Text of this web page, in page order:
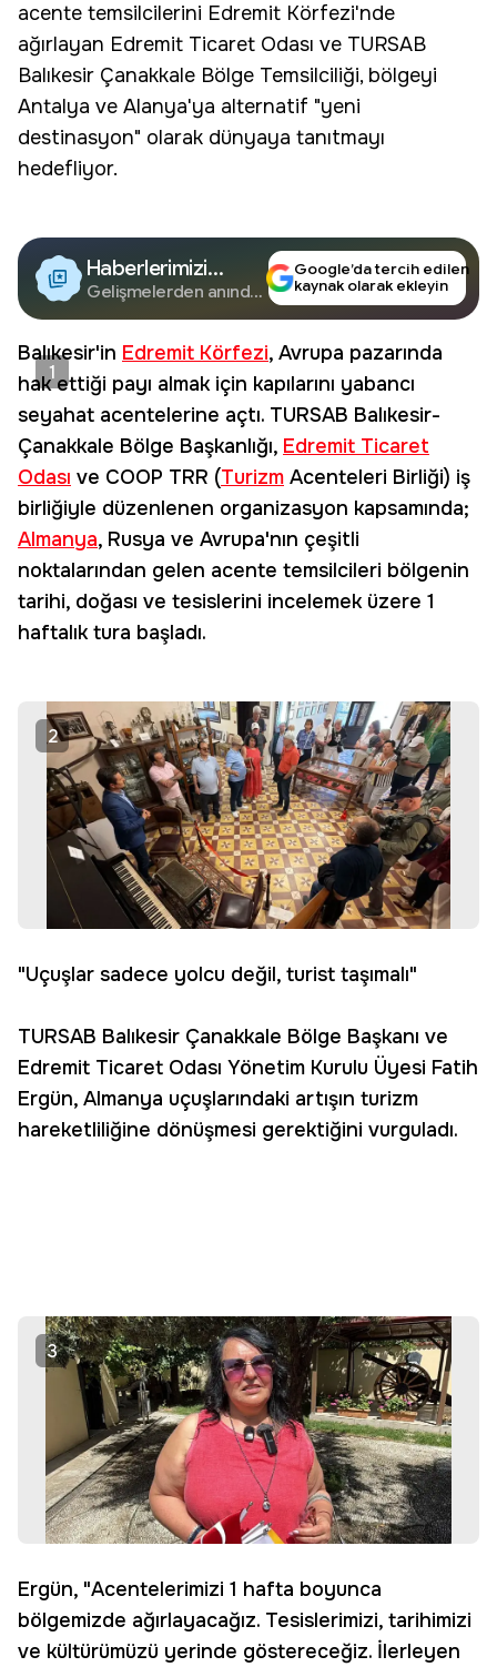
acente temsilcilerini Edremit Körfezi'nde
ağırlayan Edremit Ticaret Odası ve TURSAB
Balıkesir Çanakkale Bölge Temsilciliği, bölgeyi
Antalya ve Alanya'ya alternatif "yeni
destinasyon" olarak dünyaya tanıtmayı
hedefliyor.
Haberlerimizi
Google'da Takip
Edin
Gelişmelerden anında
Google’da tercih edilen
kaynak olarak ekleyin
1
Balıkesir'in Edremit Körfezi, Avrupa pazarında
hak ettiği payı almak için kapılarını yabancı
seyahat acentelerine açtı. TURSAB Balıkesir-
Çanakkale Bölge Başkanlığı, Edremit Ticaret
Odası ve COOP TRR (Turizm Acenteleri Birliği) iş
birliğiyle düzenlenen organizasyon kapsamında;
Almanya, Rusya ve Avrupa'nın çeşitli
noktalarından gelen acente temsilcileri bölgenin
tarihi, doğası ve tesislerini incelemek üzere 1
haftalık tura başladı.
2
"Uçuşlar sadece yolcu değil, turist taşımalı"
TURSAB Balıkesir Çanakkale Bölge Başkanı ve
Edremit Ticaret Odası Yönetim Kurulu Üyesi Fatih
Ergün, Almanya uçuşlarındaki artışın turizm
hareketliliğine dönüşmesi gerektiğini vurguladı.
3
Ergün, "Acentelerimizi 1 hafta boyunca
bölgemizde ağırlayacağız. Tesislerimizi, tarihimizi
ve kültürümüzü yerinde göstereceğiz. İlerleyen